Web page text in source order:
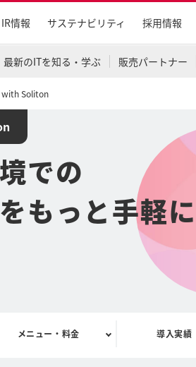
IR情報 サステナビリティ 採用情報
最新のITを知る・学ぶ 販売パートナー
with Soliton
での
もっと手軽に
メニュー・料金 導入実績